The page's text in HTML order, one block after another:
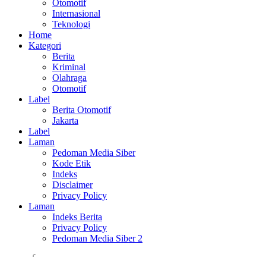
Otomotif
Internasional
Teknologi
Home
Kategori
Berita
Kriminal
Olahraga
Otomotif
Label
Berita Otomotif
Jakarta
Label
Laman
Pedoman Media Siber
Kode Etik
Indeks
Disclaimer
Privacy Policy
Laman
Indeks Berita
Privacy Policy
Pedoman Media Siber 2